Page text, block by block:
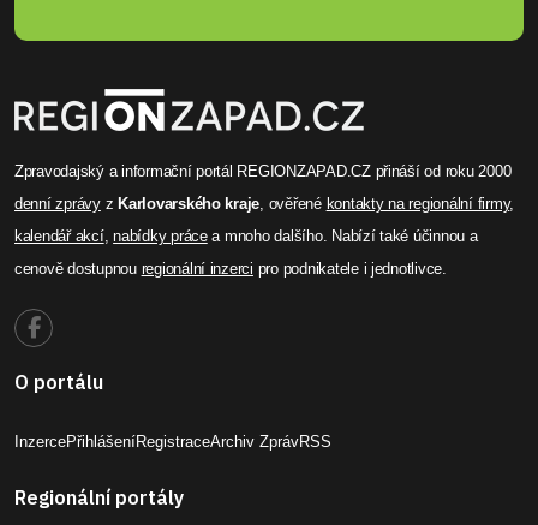
Zpravodajský a informační portál REGIONZAPAD.CZ přináší od roku 2000
denní zprávyz Karlovarského kraje , ověřené kontakty na regionální firmy,
kalendář akcí,nabídky prácea mnoho dalšího. Nabízí také účinnou a
cenově dostupnou regionální inzerci pro podnikatele i jednotlivce.
O portálu
InzercePřihlášeníRegistraceArchiv ZprávRSS
Regionální portály